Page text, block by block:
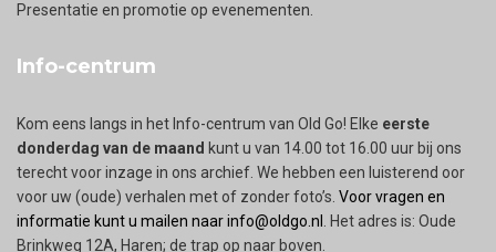
Presentatie en promotie op evenementen.
Info-centrum
Kom eens langs in het Info-centrum van Old Go! Elke eerste
donderdag van de maand kunt u van 14.00 tot 16.00 uur bij ons
terecht voor inzage in ons archief. We hebben een luisterend oor
voor uw (oude) verhalen met of zonder foto’s. Voor vragen en
informatie kunt u mailen naar info@oldgo.nl
. Het adres is: Oude
Brinkweg 12A, Haren; de trap op naar boven.